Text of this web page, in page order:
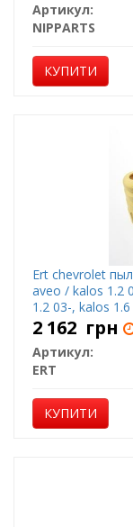
Артикул:
NIPPARTS
КУПИТИ
Ert chevrolet
aveo / kalos 1.2
1.2 03-, kalos
2 162 грн
Артикул:
ERT
КУПИТИ